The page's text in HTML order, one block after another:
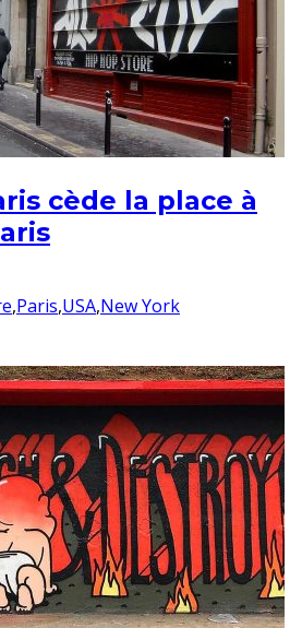
cède la place à
,Paris,USA,New York